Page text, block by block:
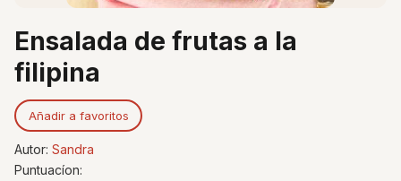
Ensalada de frutas a la
filipina
Añadir a favoritos
Autor: Sandra
Puntuacíon: